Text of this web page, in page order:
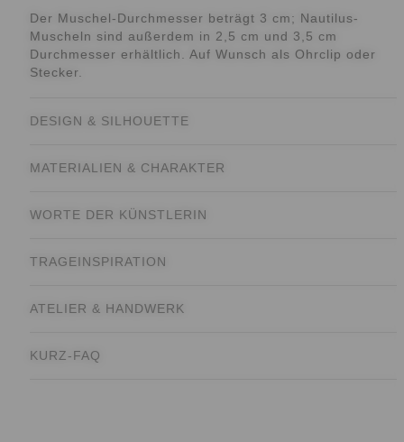
Der Muschel-Durchmesser beträgt 3 cm; Nautilus-
Muscheln sind außerdem in 2,5 cm und 3,5 cm
Durchmesser erhältlich. Auf Wunsch als Ohrclip oder
Stecker.
DESIGN & SILHOUETTE
MATERIALIEN & CHARAKTER
WORTE DER KÜNSTLERIN
TRAGEINSPIRATION
ATELIER & HANDWERK
KURZ-FAQ